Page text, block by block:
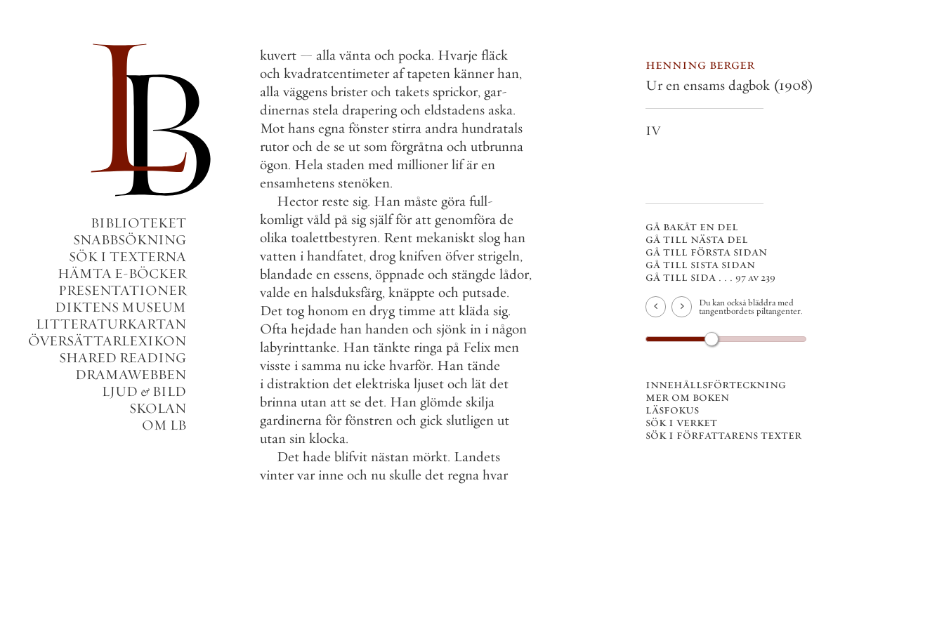
BIBLIOTEKET
SNABBSÖKNING
SÖK I TEXTERNA
HÄMTA E-BÖCKER
PRESENTATIONER
DIKTENS MUSEUM
LITTERATURKARTAN
ÖVERSÄTTARLEXIKON
SHARED READING
DRAMAWEBBEN
LJUD & BILD
SKOLAN
OM LB
kuvert — alla vänta och pocka. Hvarje fläck
och kvadratcentimeter af tapeten känner han,
alla väggens brister och takets sprickor, gar-
dinernas stela drapering och eldstadens aska.
Mot hans egna fönster stirra andra hundratals
rutor och de se ut som förgråtna och utbrunna
ögon. Hela staden med millioner lif är en
ensamhetens stenöken.
Hector reste sig. Han måste göra full-
komligt våld på sig själf för att genomföra de
olika toalettbestyren. Rent mekaniskt slog han
vatten i handfatet, drog knifven öfver strigeln,
blandade en essens, öppnade och stängde lådor,
valde en halsduksfärg, knäppte och putsade.
Det tog honom en dryg timme att kläda sig.
Ofta hejdade han handen och sjönk in i någon
labyrinttanke. Han tänkte ringa på Felix men
visste i samma nu icke hvarför. Han tände
i distraktion det elektriska ljuset och lät det
brinna utan att se det. Han glömde skilja
gardinerna för fönstren och gick slutligen ut
utan sin klocka.
Det hade blifvit nästan mörkt. Landets
vinter var inne och nu skulle det regna hvar
henning berger
Ur en ensams dagbok (1908)
IV
gå bakåt en del
gå till nästa del
gå till första sidan
gå till sista sidan
gå till sida . . . 97 av 239
Du kan också bläddra med
tangentbordets piltangenter.
innehållsförteckning
mer om boken
läsfokus
sök i verket
sök i författarens texter